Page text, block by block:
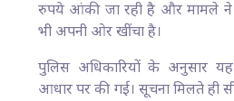
रुपये आंकी जा रही है और मामले ने
भी अपनी ओर खींचा है।
पुलिस अधिकारियों के अनुसार
आधार पर की गई। सूचना मिलते ही